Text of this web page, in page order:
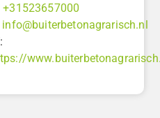
+31523657000
info@buiterbetonagrarisch.nl